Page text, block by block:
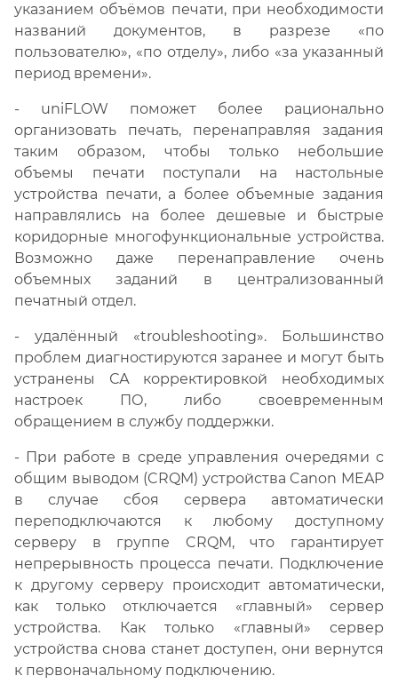
указанием объёмов печати, при необходимости
названий документов, в разрезе «по
пользователю», «по отделу», либо «за указанный
период времени».
- uniFLOW поможет более рационально
организовать печать, перенаправляя задания
таким образом, чтобы только небольшие
объемы печати поступали на настольные
устройства печати, а более объемные задания
направлялись на более дешевые и быстрые
коридорные многофункциональные устройства.
Возможно даже перенаправление очень
объемных заданий в централизованный
печатный отдел.
- удалённый «troubleshooting». Большинство
проблем диагностируются заранее и могут быть
устранены СА корректировкой необходимых
настроек ПО, либо своевременным
обращением в службу поддержки.
- При работе в среде управления очередями с
общим выводом (CRQM) устройства Canon MEAP
в случае сбоя сервера автоматически
переподключаются к любому доступному
серверу в группе CRQM, что гарантирует
непрерывность процесса печати. Подключение
к другому серверу происходит автоматически,
как только отключается «главный» сервер
устройства. Как только «главный» сервер
устройства снова станет доступен, они вернутся
к первоначальному подключению.